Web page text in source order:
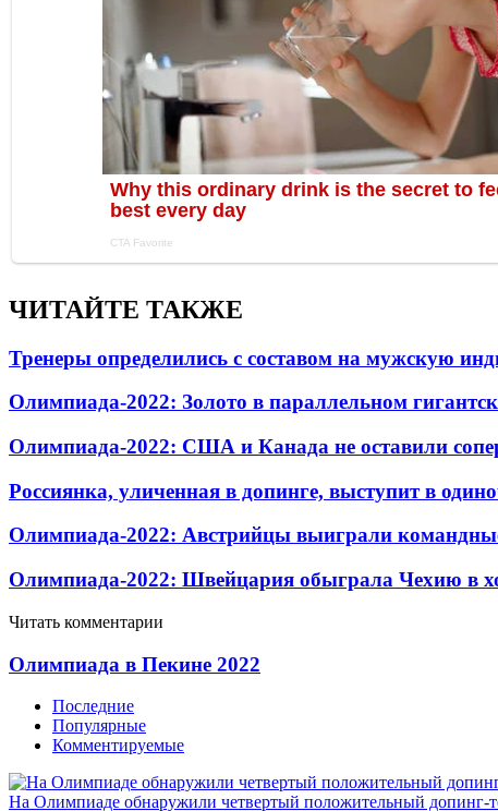
ЧИТАЙТЕ ТАКЖЕ
Тренеры определились с составом на мужскую
Олимпиада-2022: Золото в параллельном
Олимпиада-2022: США и Канада не оставили
Россиянка, уличенная в допинге, выступит в
Олимпиада-2022: Австрийцы выиграли
Олимпиада-2022: Швейцария обыграла Чехию в
Читать комментарии
Олимпиада в Пекине 2022
Последние
Популярные
Комментируемые
На Олимпиаде обнаружили четвертый положительный допинг-